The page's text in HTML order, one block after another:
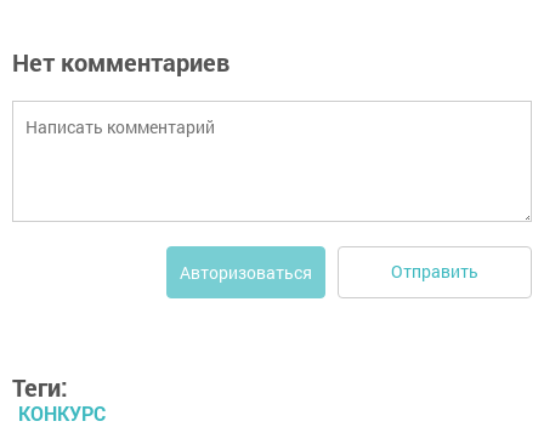
Нет комментариев
Авторизоваться Отправить
Теги:
КОНКУРС